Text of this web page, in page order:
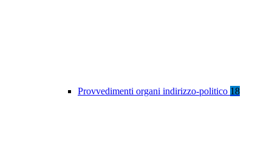
Provvedimenti organi indirizzo-politico 18